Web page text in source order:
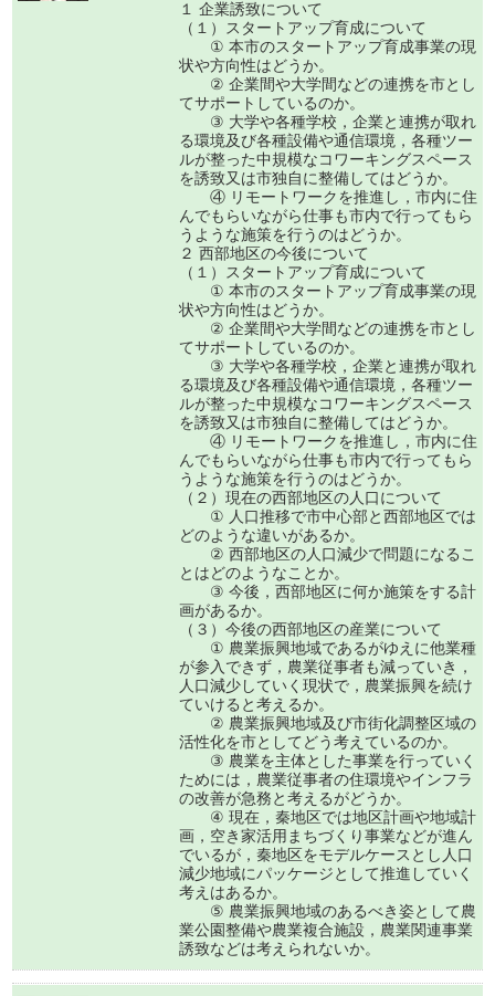
１ 企業誘致について
（１）スタートアップ育成について
① 本市のスタートアップ育成事業の現
状や方向性はどうか。
② 企業間や大学間などの連携を市とし
てサポートしているのか。
③ 大学や各種学校，企業と連携が取れ
る環境及び各種設備や通信環境，各種ツー
ルが整った中規模なコワーキングスペース
を誘致又は市独自に整備してはどうか。
④ リモートワークを推進し，市内に住
んでもらいながら仕事も市内で行ってもら
うような施策を行うのはどうか。
２ 西部地区の今後について
（１）スタートアップ育成について
① 本市のスタートアップ育成事業の現
状や方向性はどうか。
② 企業間や大学間などの連携を市とし
てサポートしているのか。
③ 大学や各種学校，企業と連携が取れ
る環境及び各種設備や通信環境，各種ツー
ルが整った中規模なコワーキングスペース
を誘致又は市独自に整備してはどうか。
④ リモートワークを推進し，市内に住
んでもらいながら仕事も市内で行ってもら
うような施策を行うのはどうか。
（２）現在の西部地区の人口について
① 人口推移で市中心部と西部地区では
どのような違いがあるか。
② 西部地区の人口減少で問題になるこ
とはどのようなことか。
③ 今後，西部地区に何か施策をする計
画があるか。
（３）今後の西部地区の産業について
① 農業振興地域であるがゆえに他業種
が参入できず，農業従事者も減っていき，
人口減少していく現状で，農業振興を続け
ていけると考えるか。
② 農業振興地域及び市街化調整区域の
活性化を市としてどう考えているのか。
③ 農業を主体とした事業を行っていく
ためには，農業従事者の住環境やインフラ
の改善が急務と考えるがどうか。
④ 現在，秦地区では地区計画や地域計
画，空き家活用まちづくり事業などが進ん
でいるが，秦地区をモデルケースとし人口
減少地域にパッケージとして推進していく
考えはあるか。
⑤ 農業振興地域のあるべき姿として農
業公園整備や農業複合施設，農業関連事業
誘致などは考えられないか。